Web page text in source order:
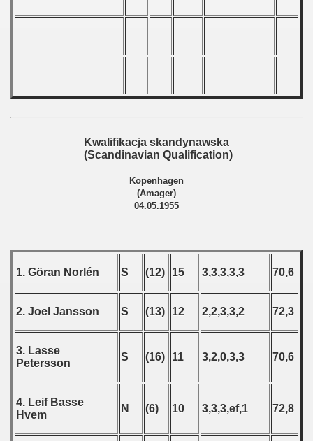
Kwalifikacja skandynawska
(Scandinavian Qualification)
Kopenhagen
(Amager)
04.05.1955
1. Göran Norlén S (12) 15 3,3,3,3,3 70,6
2. Joel Jansson S (13) 12 2,2,3,3,2 72,3
3. Lasse
Petersson
S (16) 11 3,2,0,3,3 70,6
4. Leif Basse
Hvem
N (6) 10 3,3,3,ef,1 72,8
1983
- 1988
- 1989